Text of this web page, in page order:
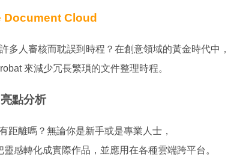
Document Cloud
人審核而耽誤到時程？在創意領域的黃金時代中，
來減少冗長繁瑣的文件整理時程。
亮點分析
距離嗎？無論你是新手或是專業人士，
感轉化成實際作品，並應用在各種雲端跨平台。